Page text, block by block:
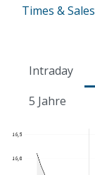
Times & Sales
Intraday
5 Jahre